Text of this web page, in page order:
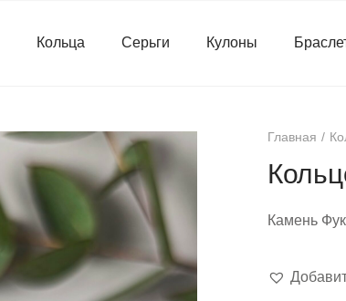
Кольца Серьги Кулоны
Главная
Камень